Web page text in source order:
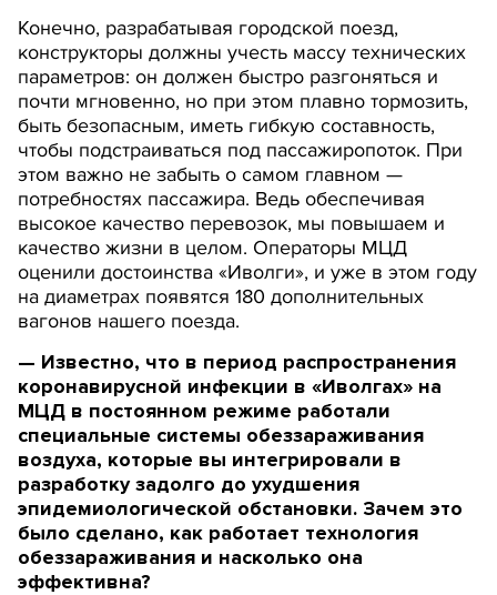
Конечно, разрабатывая городской поезд,
конструкторы должны учесть массу технических
параметров: он должен быстро разгоняться и
почти мгновенно, но при этом плавно тормозить,
быть безопасным, иметь гибкую составность,
чтобы подстраиваться под пассажиропоток. При
этом важно не забыть о самом главном —
потребностях пассажира. Ведь обеспечивая
высокое качество перевозок, мы повышаем и
качество жизни в целом. Операторы МЦД
оценили достоинства «Иволги», и уже в этом году
на диаметрах появятся 180 дополнительных
вагонов нашего поезда.
— Известно, что в период распространения
коронавирусной инфекции в «Иволгах» на
МЦД в постоянном режиме работали
специальные системы обеззараживания
воздуха, которые вы интегрировали в
разработку задолго до ухудшения
эпидемиологической обстановки. Зачем это
было сделано, как работает технология
обеззараживания и насколько она
эффективна?